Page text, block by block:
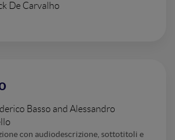
De Carvalho
Basso and Alessandro
con audiodescrizione, sottotitoli e